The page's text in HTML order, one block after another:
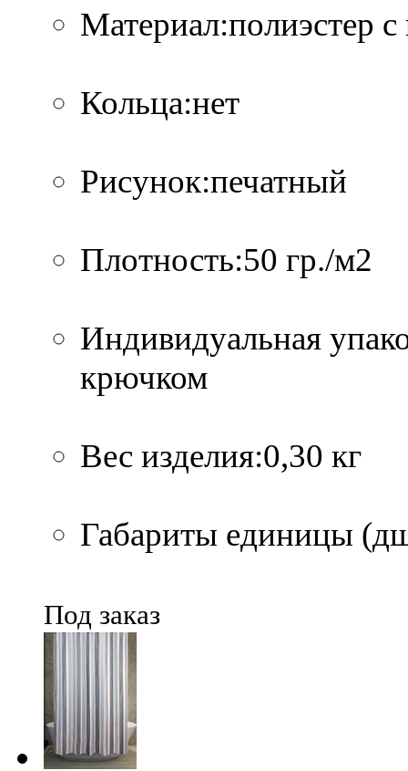
Материал:полиэстер
Кольца:нет
Рисунок:печатный
Плотность:50 гр./м2
Индивидуальная
крючком
Вес изделия:0,30 кг
Габариты единицы
Под заказ